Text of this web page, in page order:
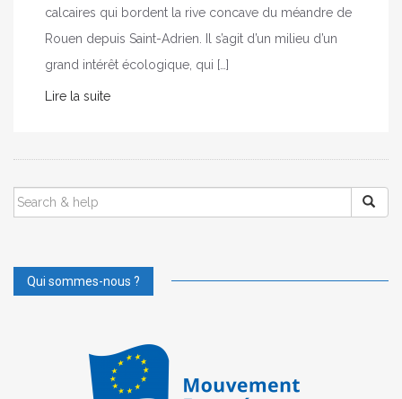
calcaires qui bordent la rive concave du méandre de
Rouen depuis Saint-Adrien. Il s’agit d’un milieu d’un
grand intérêt écologique, qui […]
Lire la suite
SEARCH
FOR:
Qui sommes-nous ?